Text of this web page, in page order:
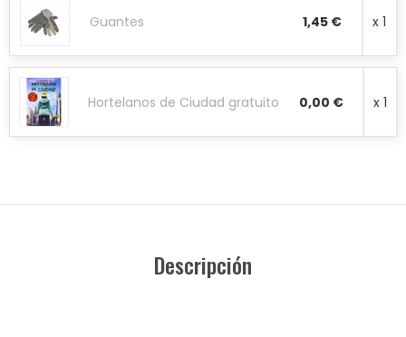
Guantes 1,45 € x 1
Hortelanos de Ciudad gratuito 0,00 € x 1
Descripción